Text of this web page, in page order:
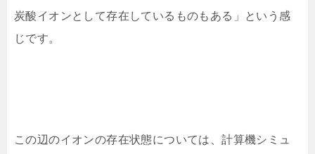
炭酸イオンとして存在しているものもある」という感
じです。
この辺のイオンの存在状態については、計算機シミュ